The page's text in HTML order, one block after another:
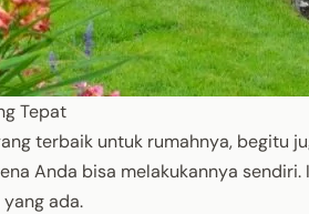
Tepat
terbaik untuk rumahnya, begitu
Anda bisa melakukannya
ada.